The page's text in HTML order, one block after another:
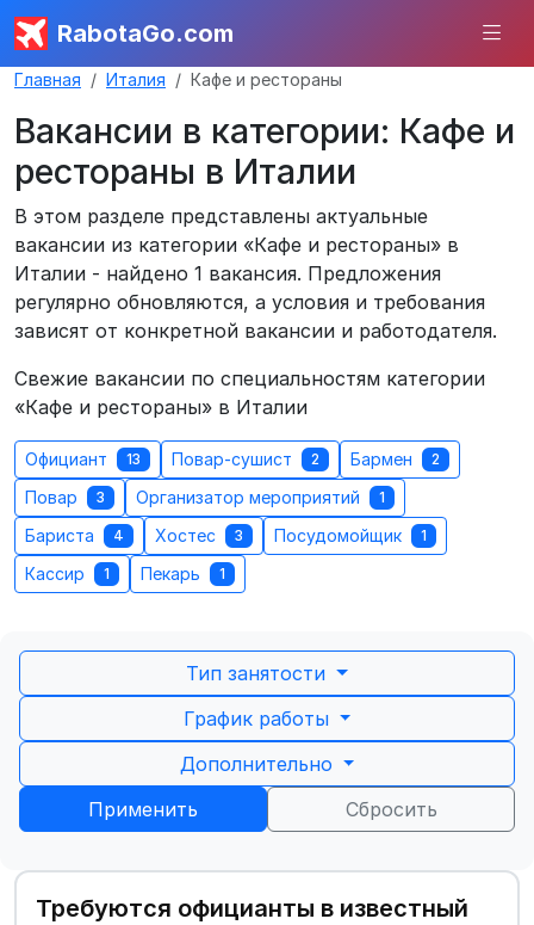
RabotaGo.com
Главная Италия Кафе и рестораны
Вакансии в категории: Кафе и
рестораны в Италии
В этом разделе представлены актуальные
вакансии из категории «Кафе и рестораны» в
Италии - найдено 1 вакансия. Предложения
регулярно обновляются, а условия и требования
зависят от конкретной вакансии и работодателя.
Свежие вакансии по специальностям категории
«Кафе и рестораны» в Италии
Официант 13 Повар-сушист 2 Бармен 2
Повар 3 Организатор мероприятий 1
Бариста 4 Хостес 3 Посудомойщик 1
Кассир 1 Пекарь 1
Тип занятости
График работы
Дополнительно
Применить
Сбросить
Требуются официанты в известный